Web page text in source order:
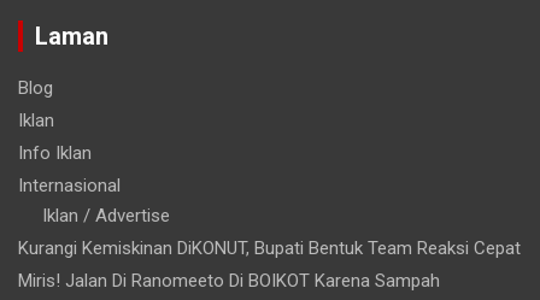
Laman
Blog
Iklan
Info Iklan
Internasional
Iklan / Advertise
Kurangi Kemiskinan DiKONUT, Bupati Bentuk Team Reaksi Cepat
Miris! Jalan Di Ranomeeto Di BOIKOT Karena Sampah